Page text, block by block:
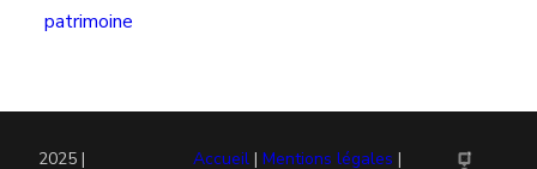
patrimoine
2025 | Accueil |Mentions légales |